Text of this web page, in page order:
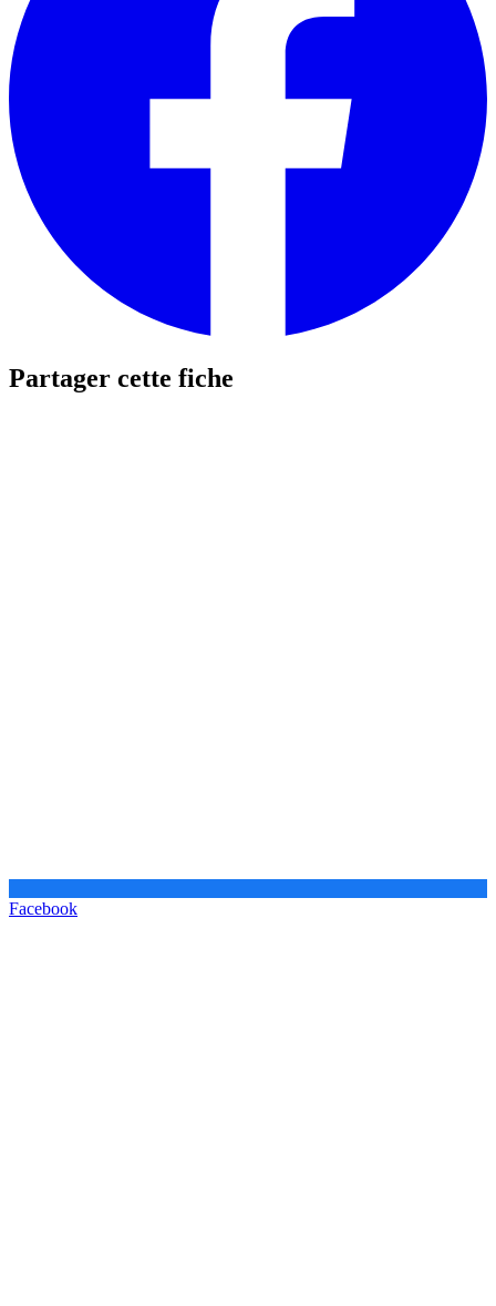
Partager cette fiche
Facebook